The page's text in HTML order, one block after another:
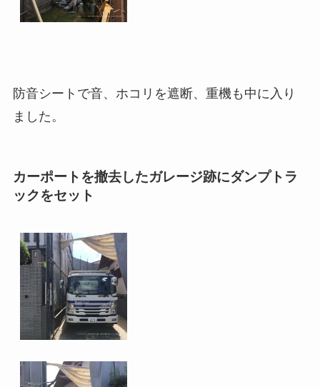
防音シートで音、ホコリを遮断、重機も中に入り
ました。
カーポートを撤去したガレージ跡にダンプトラ
ックをセット